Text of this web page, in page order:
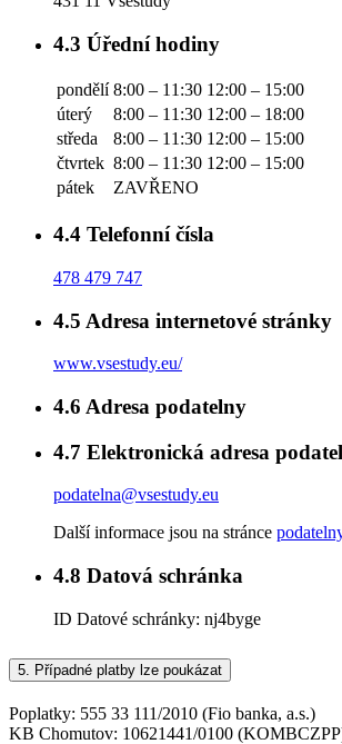
4.3 Úřední hodiny
pondělí 8:00 – 11:30 12:00 – 15:00
úterý
8:00 – 11:30 12:00 – 18:00
středa
8:00 – 11:30 12:00 – 15:00
čtvrtek 8:00 – 11:30 12:00 – 15:00
pátek
ZAVŘENO
4.4 Telefonní čísla
478 479 747
4.5 Adresa internetové stránky
www.vsestudy.eu/
4.6 Adresa podatelny
4.7 Elektronická adresa
podatelna@vsestudy.eu
Další informace jsou na stránce
4.8 Datová schránka
ID Datové schránky: nj4byge
5. Případné platby lze poukázat
Poplatky: 555 33 111/2010 (Fio banka, a.s.)
KB Chomutov: 10621441/0100